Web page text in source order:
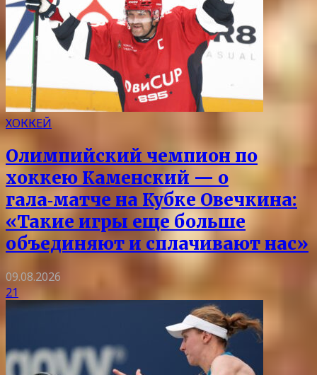
ХОККЕЙ
Олимпийский чемпион по
хоккею Каменский — о
гала‑матче на Кубке Овечкина:
«Такие игры еще больше
объединяют и сплачивают нас»
09.08.2026
21